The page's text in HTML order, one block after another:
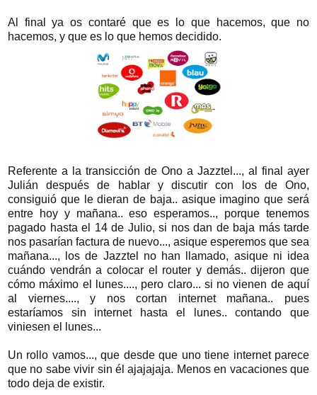
Al final ya os contaré que es lo que hacemos, que no
hacemos, y que es lo que hemos decidido.
Referente a la transicción de Ono a Jazztel..., al final ayer
Julián después de hablar y discutir con los de Ono,
consiguió que le dieran de baja.. asique imagino que será
entre hoy y mañana.. eso esperamos.., porque tenemos
pagado hasta el 14 de Julio, si nos dan de baja más tarde
nos pasarían factura de nuevo..., asique esperemos que sea
mañana..., los de Jazztel no han llamado, asique ni idea
cuándo vendrán a colocar el router y demás.. dijeron que
cómo máximo el lunes...., pero claro... si no vienen de aquí
al viernes...., y nos cortan internet mañana.. pues
estaríamos sin internet hasta el lunes.. contando que
viniesen el lunes...
Un rollo vamos..., que desde que uno tiene internet parece
que no sabe vivir sin él ajajajaja. Menos en vacaciones que
todo deja de existir.